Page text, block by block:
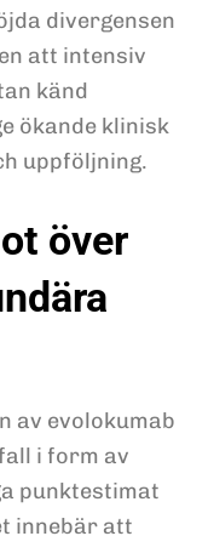
divergensen
att intensiv
känd
ökande klinisk
uppföljning.
över
av evolokumab
i form av
punktestimat
innebär att